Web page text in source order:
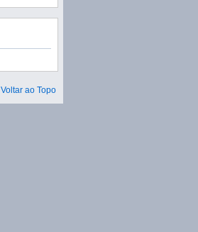
Voltar ao Topo